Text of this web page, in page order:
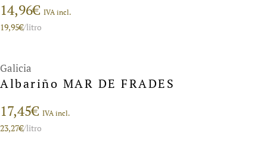
14,96€ IVA incl.
19,95€/litro
Galicia
Albariño MAR DE FRADES
17,45€ IVA incl.
23,27€/litro